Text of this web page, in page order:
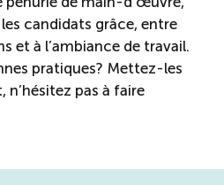
candidats grâce, entre
et à l’ambiance de travail.
pratiques ? Mettez-les
n’hésitez pas à faire